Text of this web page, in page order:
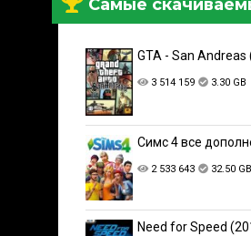
Самые
GTA - San Andreas
3 514 159 3.30 GB
Симс 4 все
2 533 643 32.50 GB
Need for Speed